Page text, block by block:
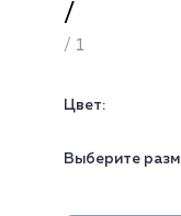
/
/ 1
Цвет:
Выберите